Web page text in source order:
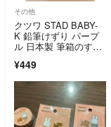
その他
クツワ STAD BABY-
K 鉛筆けずり パープ
ル 日本製 筆箱のすき
¥449